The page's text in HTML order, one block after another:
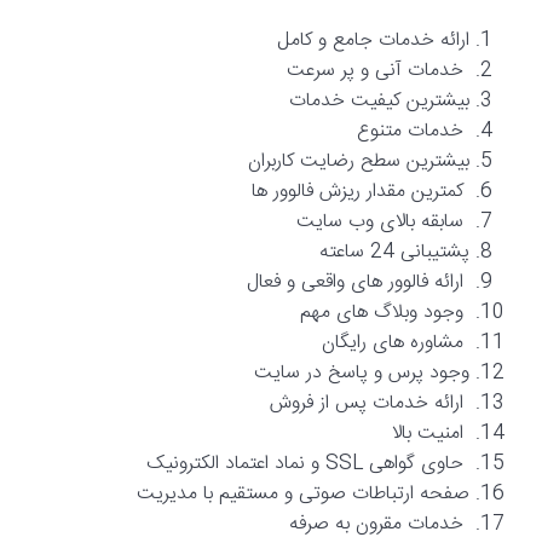
ارائه خدمات جامع و کامل
خدمات آنی و پر سرعت
بیشترین کیفیت خدمات
خدمات متنوع
بیشترین سطح رضایت کاربران
کمترین مقدار ریزش فالوور ها
سابقه بالای وب سایت
پشتیبانی 24 ساعته
ارائه فالوور های واقعی و فعال
وجود وبلاگ های مهم
مشاوره های رایگان
وجود پرس و پاسخ در سایت
ارائه‌ خدمات پس از فروش
امنیت بالا
حاوی گواهی SSL و نماد اعتماد الکترونیک
صفحه ارتباطات صوتی و مستقیم با مدیریت
خدمات مقرون به صرفه